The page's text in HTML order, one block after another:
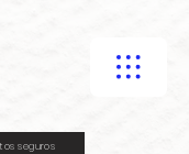
seguros